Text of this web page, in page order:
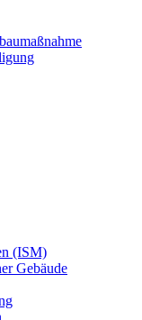
(ISM)
Gebäude